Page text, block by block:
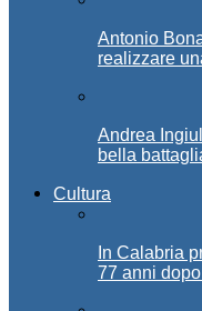
Antonio
realizzare
Andrea
bella
Cultura
In Calabria
77 anni